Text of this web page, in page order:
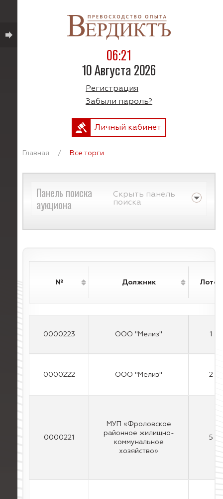
06:21
10 Августа 2026
Регистрация
Забыли пароль?
Личный кабинет
Главная / Все торги
Панель поиска
аукциона
Скрыть панель
поиска
№ Должник Лотов
0000223 ООО "Мелиз" 1
0000222 ООО "Мелиз" 2
0000221
МУП «Фроловское
районное жилищно-
коммунальное
хозяйство»
5